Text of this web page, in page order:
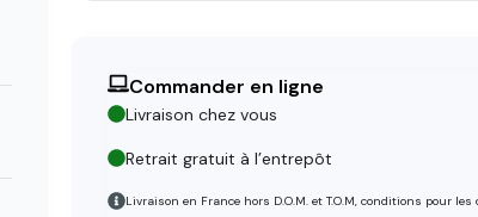
Commander en ligne
Livraison chez vous
Retrait gratuit à l’entrepôt
Livraison en France hors D.O.M. et T.O.M, conditions pour